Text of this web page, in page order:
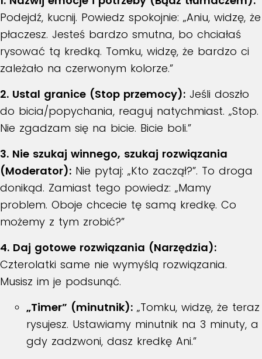
Podejdź, kucnij. Powiedz spokojnie: „Aniu, widzę, że
płaczesz. Jesteś bardzo smutna, bo chciałaś
rysować tą kredką. Tomku, widzę, że bardzo ci
zależało na czerwonym kolorze.”
2. Ustal granice (Stop przemocy): Jeśli doszło
do bicia/popychania, reaguj natychmiast. „Stop.
Nie zgadzam się na bicie. Bicie boli.”
3. Nie szukaj winnego, szukaj rozwiązania
(Moderator): Nie pytaj: „Kto zaczął?”. To droga
donikąd. Zamiast tego powiedz: „Mamy
problem. Oboje chcecie tę samą kredkę. Co
możemy z tym zrobić?”
4. Daj gotowe rozwiązania (Narzędzia):
Czterolatki same nie wymyślą rozwiązania.
Musisz im je podsunąć.
„Timer” (minutnik): „Tomku, widzę, że teraz
rysujesz. Ustawiamy minutnik na 3 minuty, a
gdy zadzwoni, dasz kredkę Ani.”